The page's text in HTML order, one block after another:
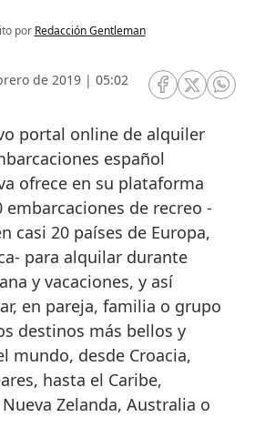
por Redacción Gentleman
de 2019 | 05:02
RRSS Facebook
RRSSRRSS
español
ofrece en su plataforma
embarcaciones de recreo -
casi 20 países de Europa,
para alquilar durante
y vacaciones, y así
en pareja, familia o grupo
destinos más bellos y
mundo, desde Croacia,
hasta el Caribe,
Zelanda, Australia o